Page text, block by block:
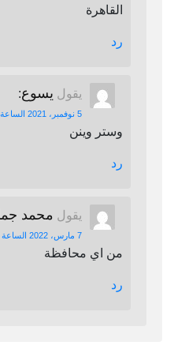
القاهرة
رد
يقول يسوع:
5 نوفمبر، 2021 الساعة 10:21 م
وستر وينن
رد
يقول محمد
7 مارس، 2022 الساعة 7:22 م
من اي محافظة
رد